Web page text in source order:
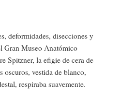
deformidades, disecciones y
Gran Museo Anatómico-
Spitzner, la efigie de cera de
oscuros, vestida de blanco,
respiraba suavemente.